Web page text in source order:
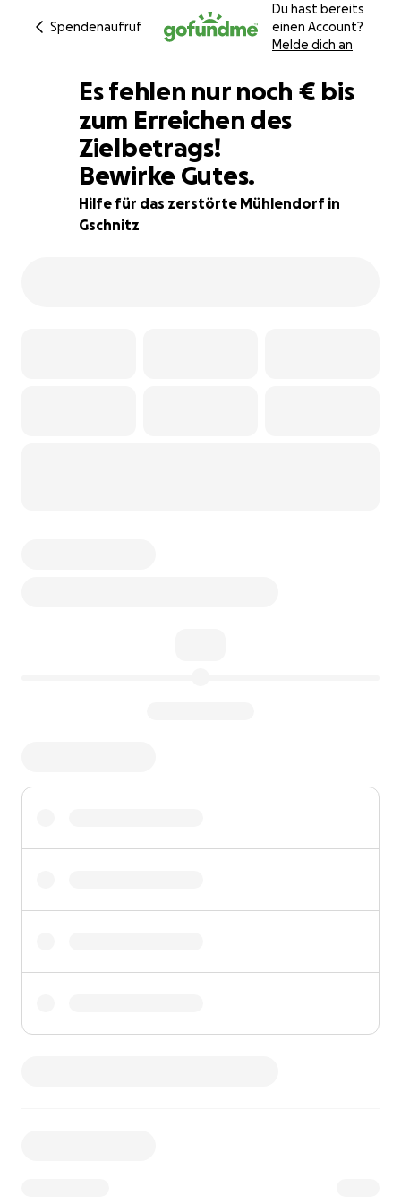
Spendenaufruf
Du hast bereits
einen Account?
Melde dich an
98% complete
Es fehlen nur noch €275
€ bis
zum Erreichen des
Zielbetrags!
Bewirke Gutes.
Hilfe für das zerstörte Mühlendorf in
Gschnitz